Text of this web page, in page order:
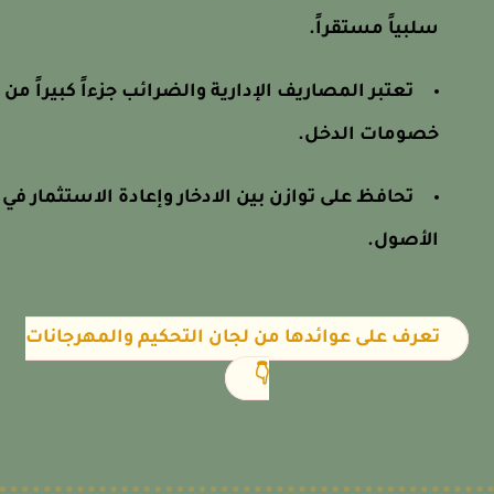
سلبياً مستقراً.
تعتبر المصاريف الإدارية والضرائب جزءاً كبيراً من
خصومات الدخل.
تحافظ على توازن بين الادخار وإعادة الاستثمار في
الأصول.
تعرف على عوائدها من لجان التحكيم والمهرجانات